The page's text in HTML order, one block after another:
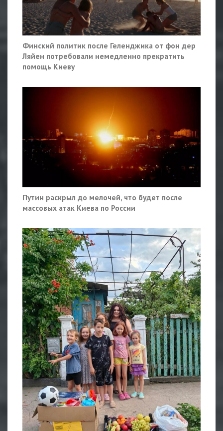
Финский политик после Геленджика от фон дер
Ляйен потребовали немедленно прекратить
помощь Киеву
Путин раскрыл до мелочей, что будет после
массовых атак Киева по России